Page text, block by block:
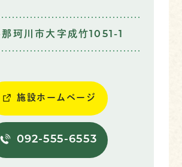
珂川市大字成竹1051-1
施設ホームページ
092-555-6553